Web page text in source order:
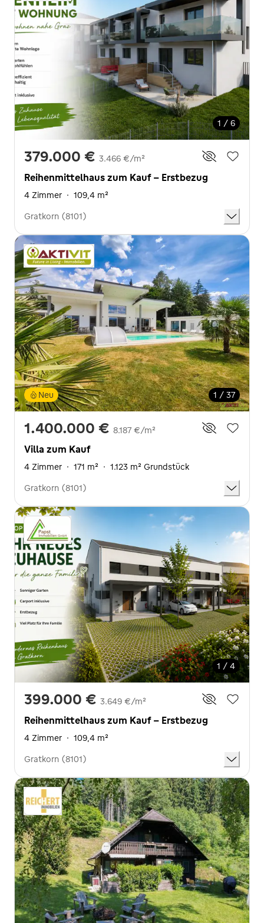
1 / 6
379.000 € 3.466 €/m²
Reihenmittelhaus zum Kauf - Erstbezug
4 Zimmer · 109,4 m²
Gratkorn (8101)
1 / 37
Neu
1.400.000 € 8.187 €/m²
Villa zum Kauf
4 Zimmer · 171 m² · 1.123 m² Grundstück
Gratkorn (8101)
1 / 4
399.000 € 3.649 €/m²
Reihenmittelhaus zum Kauf - Erstbezug
4 Zimmer · 109,4 m²
Gratkorn (8101)